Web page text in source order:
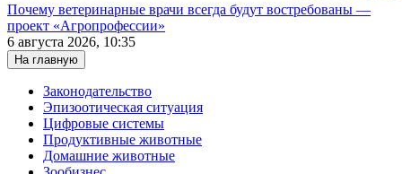
Почему ветеринарные врачи всегда будут востребованы —
проект «Агропрофессии»
6 августа 2026, 10:35
На главную
Законодательство
Эпизоотическая ситуация
Цифровые системы
Продуктивные животные
Домашние животные